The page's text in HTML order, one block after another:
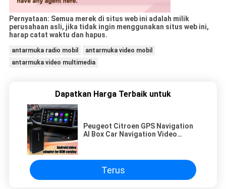
Pernyataan: Semua merek di situs web ini adalah milik
perusahaan asli, jika tidak ingin menggunakan situs web ini,
harap catat waktu dan hapus.
antarmuka radio mobil
antarmuka video mobil
antarmuka video multimedia
Dapatkan Harga Terbaik untuk
Peugeot Citroen GPS Navigation
AI Box Car Navigation Video
Terus